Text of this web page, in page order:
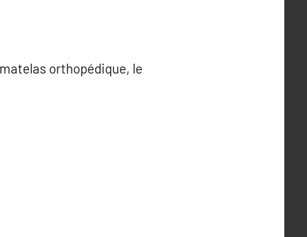
orthopédique, le